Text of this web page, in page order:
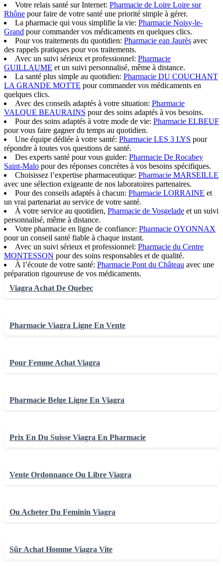
Votre relais santé sur Internet: Pharmacie de Loire Loire sur
Rhône pour faire de votre santé une priorité simple à gérer.
La pharmacie qui vous simplifie la vie: Pharmacie Noisy-le-
Grand pour commander vos médicaments en quelques clics.
Pour vos traitements du quotidien: Pharmacie ean Jaurès avec
des rappels pratiques pour vos traitements.
Avec un suivi sérieux et professionnel: Pharmacie
GUILLAUME et un suivi personnalisé, même à distance.
La santé plus simple au quotidien: Pharmacie DU COUCHANT
LA GRANDE MOTTE pour commander vos médicaments en
quelques clics.
Avec des conseils adaptés à votre situation: Pharmacie
VALQUE BEAURAINS pour des soins adaptés à vos besoins.
Pour des soins adaptés à votre mode de vie: Pharmacie ELBEUF
pour vous faire gagner du temps au quotidien.
Une équipe dédiée à votre santé: Pharmacie LES 3 LYS pour
répondre à toutes vos questions de santé.
Des experts santé pour vous guider: Pharmacie De Rocabey
Saint-Malo pour des réponses concrètes à vos besoins spécifiques.
Choisissez l’expertise pharmaceutique: Pharmacie MARSEILLE
avec une sélection exigeante de nos laboratoires partenaires.
Pour des conseils adaptés à chacun: Pharmacie LORRAINE et
un vrai partenariat au service de votre santé.
À votre service au quotidien, Pharmacie de Vosgelade et un suivi
personnalisé, même à distance.
Votre pharmacie en ligne de confiance: Pharmacie OYONNAX
pour un conseil santé fiable à chaque instant.
Avec un suivi sérieux et professionnel: Pharmacie du Centre
MONTESSON pour des soins responsables et de qualité.
À l’écoute de votre santé: Pharmacie Pont du Château avec une
préparation rigoureuse de vos médicaments.
Viagra Achat De Quebec
Pharmacie Viagra Ligne En Vente
Pour Femme Achat Viagra
Pharmacie Belge Ligne En Viagra
Prix En Du Suisse Viagra En Pharmacie
Vente Ordonnance Ou Libre Viagra
Ou Acheter Du Feminin Viagra
Sûr Achat Homme Viagra Vite